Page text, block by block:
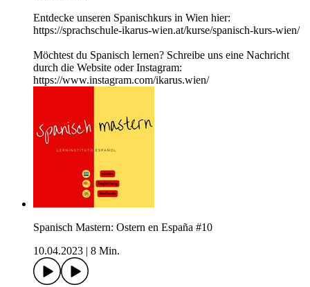
Entdecke unseren Spanischkurs in Wien hier:
https://sprachschule-ikarus-wien.at/kurse/spanisch-kurs-wien/
Möchtest du Spanisch lernen? Schreibe uns eine Nachricht
durch die Website oder Instagram:
https://www.instagram.com/ikarus.wien/
Spanisch Mastern: Ostern en España #10
10.04.2023
8 Min.